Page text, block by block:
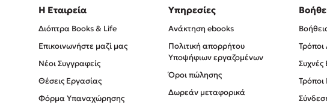
Η Εταιρεία
Διόπτρα Books & Life
Επικοινωνήστε μαζί μας
Νέοι Συγγραφείς
Θέσεις Εργασίας
Φόρμα Υπαναχώρησης
Υπηρεσίες
Ανάκτηση ebooks
Πολιτική απορρήτου
Υποψήφιων εργαζομένων
Όροι πώλησης
Δωρεάν μεταφορικά
Συχνές